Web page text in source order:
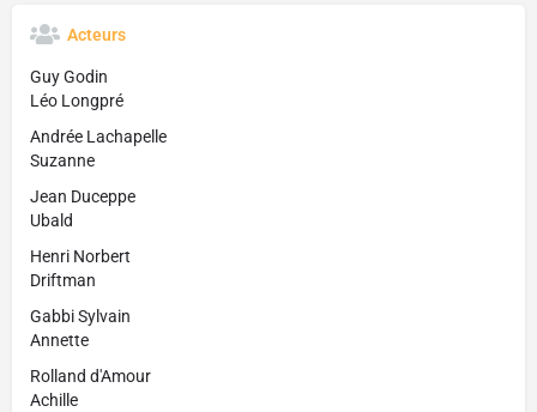
Acteurs
Guy Godin
Léo Longpré
Andrée Lachapelle
Suzanne
Jean Duceppe
Ubald
Henri Norbert
Driftman
Gabbi Sylvain
Annette
Rolland d'Amour
Achille